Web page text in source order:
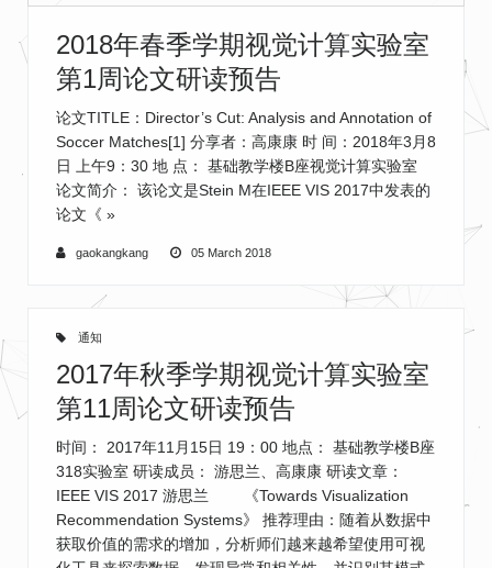
2018年春季学期视觉计算实验室
第1周论文研读预告
论文TITLE：Director’s Cut: Analysis and Annotation of
Soccer Matches[1] 分享者：高康康 时 间：2018年3月8
日 上午9：30 地 点： 基础教学楼B座视觉计算实验室
论文简介： 该论文是Stein M在IEEE VIS 2017中发表的
论文《 »
gaokangkang 05 March 2018
通知
2017年秋季学期视觉计算实验室
第11周论文研读预告
时间： 2017年11月15日 19：00 地点： 基础教学楼B座
318实验室 研读成员： 游思兰、高康康 研读文章：
IEEE VIS 2017 游思兰 《Towards Visualization
Recommendation Systems》 推荐理由：随着从数据中
获取价值的需求的增加，分析师们越来越希望使用可视